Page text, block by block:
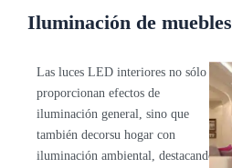
Iluminación de muebles
Las luces LED interiores no sólo
proporcionan efectos de
iluminación general, sino que
también decorsu hogar con
iluminación ambiental, destacando
Location Name
Here.